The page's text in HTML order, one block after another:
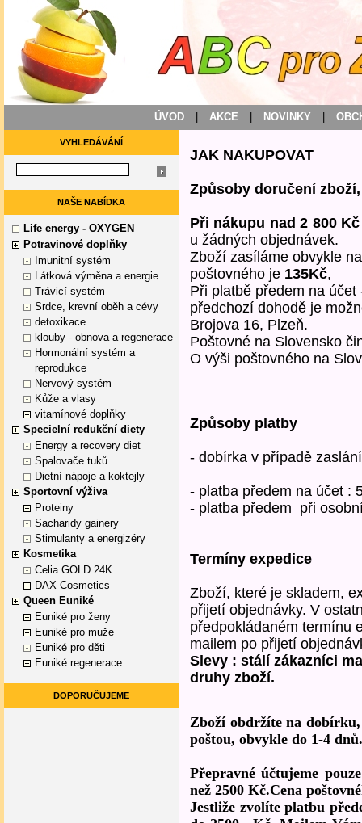
ÚVOD AKCE NOVINKY
VYHLEDÁVÁNÍ
NAŠE NABÍDKA
Life energy - OXYGEN
Potravinové doplňky
Imunitní systém
Látková výměna a energie
Trávicí systém
Srdce, krevní oběh a cévy
detoxikace
klouby - obnova a regenerace
Hormonální systém a
reprodukce
Nervový systém
Kůže a vlasy
vitamínové doplňky
Specielní redukční diety
Energy a recovery diet
Spalovače tuků
Dietní nápoje a koktejly
Sportovní výživa
Proteiny
Sacharidy gainery
Stimulanty a energizéry
Kosmetika
Celia GOLD 24K
DAX Cosmetics
Queen Euniké
Euniké pro ženy
Euniké pro muže
Euniké pro děti
Euniké regenerace
DOPORUČUJEME
JAK NAKUPOVAT
Způsoby doručení
Při nákupu nad 2 800
u žádných objednávek.
Zboží zasíláme obvykle
poštovného je 135Kč,
Při platbě předem na
předchozí dohodě je
Brojova 16, Plzeň.
Poštovné na Slovensko
O výši poštovného na
Způsoby platby
- dobírka v případě
- platba předem na účet :
- platba předem při
Termíny expedice
Zboží, které je skladem,
přijetí objednávky. V
předpokládaném termínu
mailem po přijetí
Slevy : stálí zákazníci
druhy zboží.
Zboží obdržíte na
poštou, obvykle do 1-4 dnů.
Přepravné účtujeme
než 2500 Kč.Cena
Jestliže zvolíte platbu